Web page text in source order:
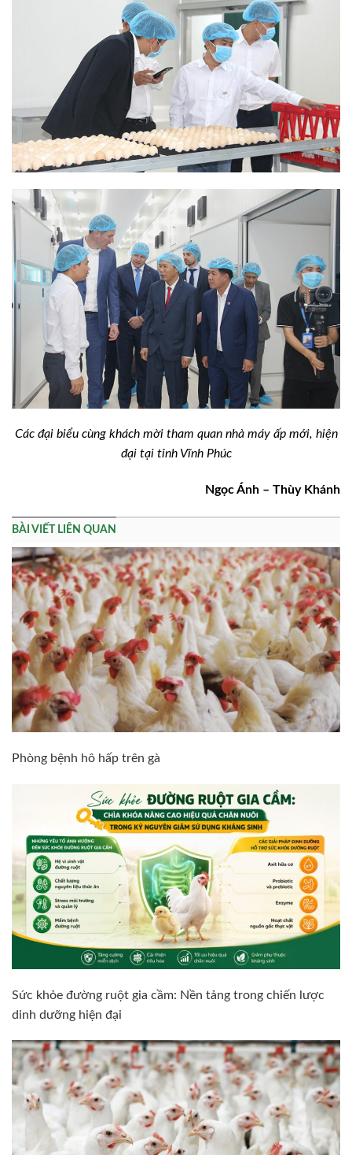
Các đại biểu cùng khách mời tham quan nhà máy ấp mới, hiện
đại tại tỉnh Vĩnh Phúc
Ngọc Ánh – Thùy Khánh
BÀI VIẾT LIÊN QUAN
Phòng bệnh hô hấp trên gà
Sức khỏe đường ruột gia cầm: Nền tảng trong chiến lược
dinh dưỡng hiện đại